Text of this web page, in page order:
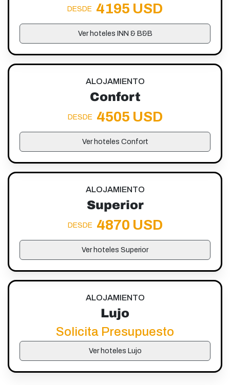
DESDE 4195 USD
Ver hoteles INN & B&B
ALOJAMIENTO
Confort
DESDE 4505 USD
Ver hoteles Confort
ALOJAMIENTO
Superior
DESDE 4870 USD
Ver hoteles Superior
ALOJAMIENTO
Lujo
Solicita Presupuesto
Ver hoteles Lujo